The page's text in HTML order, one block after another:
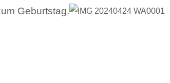
Geburtstag.